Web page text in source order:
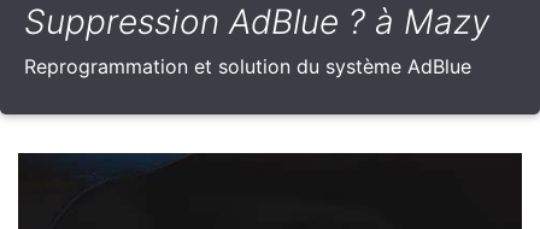
Suppression AdBlue ? à Mazy
Reprogrammation et solution du système AdBlue